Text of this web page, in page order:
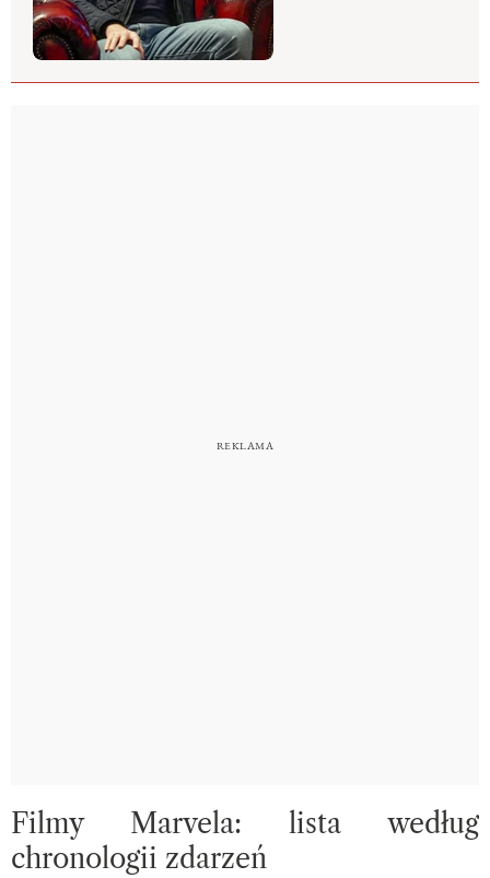
Filmy Marvela: lista według
chronologii zdarzeń